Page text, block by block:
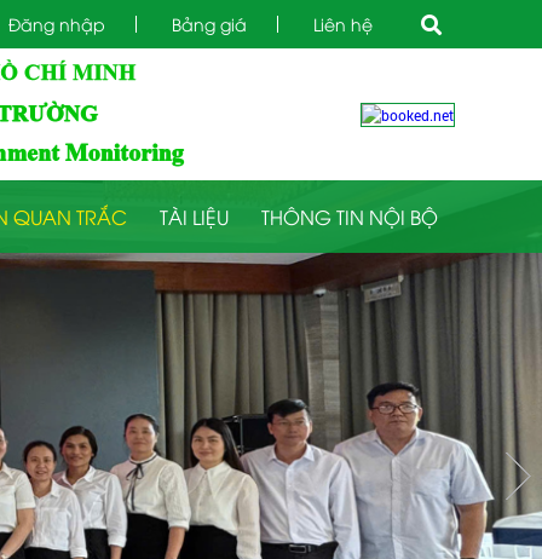
Đăng nhập Bảng giá Liên hệ
QUAN TRẮC TÀI LIỆU THÔNG TIN NỘI BỘ